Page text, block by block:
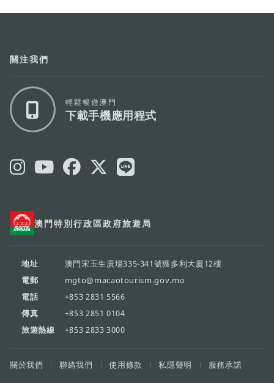
澳門特別行政區政府旅遊局
地址
澳門宋玉生廣場335-341號獲多利大廈12樓
電郵
mgto@macaotourism.gov.mo
電話
+853 2831 5566
傳真
+853 2851 0104
旅遊熱線
+853 2833 3000
關注我們
輕鬆暢遊澳門
下載手機應用程式
關於我們 聯絡我們 使用條款 私隱聲明
服務承諾